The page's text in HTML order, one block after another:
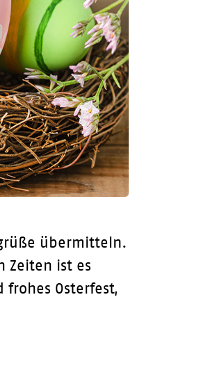
übermitteln.
Zeiten ist es
Osterfest,